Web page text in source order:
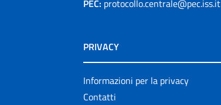
PEC: protocollo.centrale@pec.iss.it
PRIVACY
Informazioni per la privacy
Contatti